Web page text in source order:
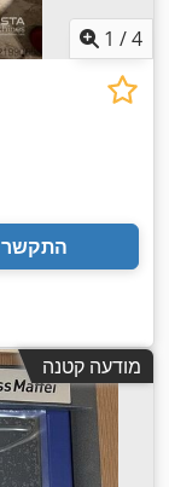
1 /4
התקשר
מודעה קטנה